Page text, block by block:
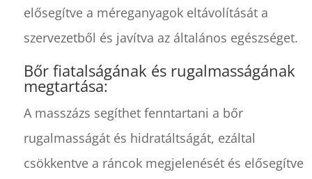
elősegítve a méreganyagok eltávolítását a
szervezetből és javítva az általános egészséget.
Bőr fiatalságának és rugalmasságának
megtartása:
A masszázs segíthet fenntartani a bőr
rugalmasságát és hidratáltságát, ezáltal
csökkentve a ráncok megjelenését és elősegítve